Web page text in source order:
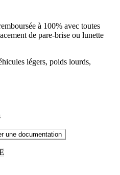
à 100% avec toutes
de pare-brise ou lunette
légers, poids lourds,
une documentation